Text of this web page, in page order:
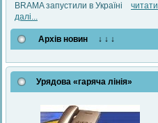
BRAMA запустили в Україні читати
далі...
Архів новин ↓ ↓ ↓
Урядова «гаряча лінія»